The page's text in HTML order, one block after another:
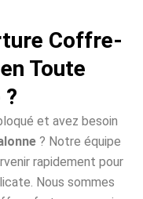
Coffre-
Toute
?
et avez besoin
? Notre équipe
rapidement pour
Nous sommes